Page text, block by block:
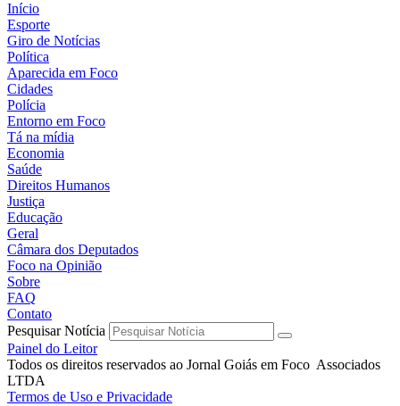
Início
Esporte
Giro de Notícias
Política
Aparecida em Foco
Cidades
Polícia
Entorno em Foco
Tá na mídia
Economia
Saúde
Direitos Humanos
Justiça
Educação
Geral
Câmara dos Deputados
Foco na Opinião
Sobre
FAQ
Contato
Pesquisar Notícia
Painel do Leitor
Todos os direitos reservados ao Jornal Goiás em Foco Associados
LTDA
Termos de Uso e Privacidade